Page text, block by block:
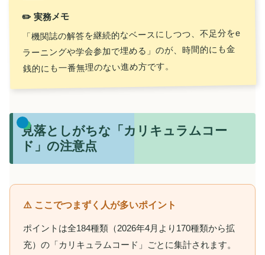
✏️ 実務メモ
「機関誌の解答を継続的なベースにしつつ、不足分をe
ラーニングや学会参加で埋める」のが、時間的にも金
銭的にも一番無理のない進め方です。
見落としがちな「カリキュラムコー
ド」の注意点
⚠️ ここでつまずく人が多いポイント
ポイントは全184種類（2026年4月より170種類から拡
充）の「カリキュラムコード」ごとに集計されます。